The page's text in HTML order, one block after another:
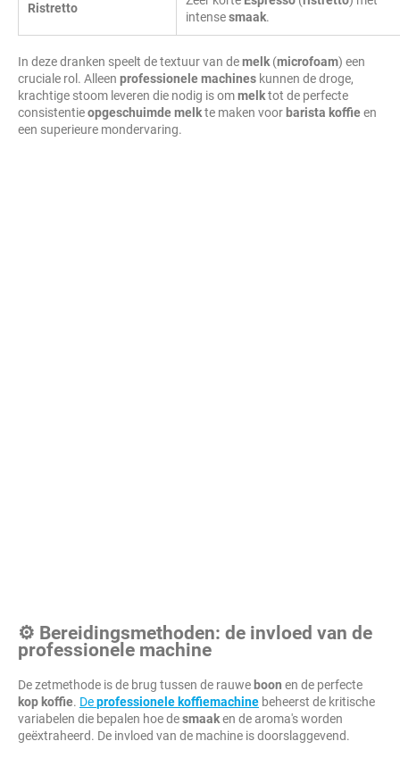
Ristretto
intensesmaak.
In deze dranken speelt de textuur van demelk(microfoam) een
cruciale rol. Alleen professionele machines kunnen de droge,
krachtige stoom leveren die nodig is ommelktot de perfecte
consistentieopgeschuimdemelkte maken voor barista koffieen
een superieure mondervaring.
⚙️ Bereidingsmethoden: de invloed van de
professionele machine
De zetmethode is de brug tussen de rauwe boon en de perfecte
kop koffie. Deprofessionele koffiemachine beheerst de kritische
variabelen die bepalen hoe desmaaken de aroma's worden
geëxtraheerd. De invloed van de machine is doorslaggevend.